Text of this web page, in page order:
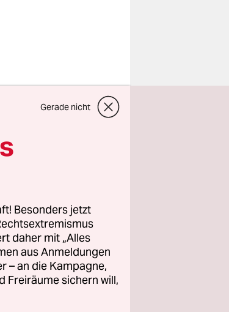
Gerade nicht
Besonders jetzt
daher mit „Alles
aus Anmeldungen
– an die Kampagne,
Freiräume sichern will,